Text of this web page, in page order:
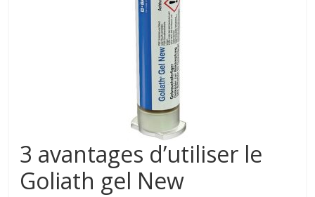
3 avantages d’utiliser le
Goliath gel New